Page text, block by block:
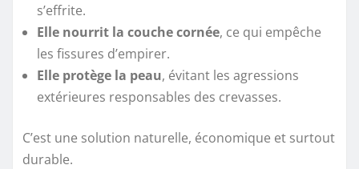
s’effrite.
Elle nourrit la couche cornée, ce qui empêche
les fissures d’empirer.
Elle protège la peau, évitant les agressions
extérieures responsables des crevasses.
C’est une solution naturelle, économique et surtout
durable.